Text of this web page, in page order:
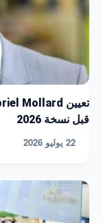
قبل نسخة 2026
22 يوليو 2026